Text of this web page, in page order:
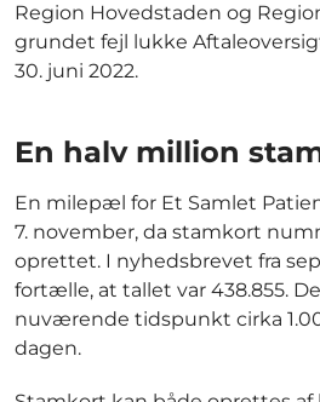
Region Hovedstaden og
grundet fejl lukke
30. juni 2022.
En halv million
En milepæl for Et Samlet
7. november, da stamkort
oprettet. I nyhedsbrevet fra
fortælle, at tallet var 438.855.
nuværende tidspunkt cirka
dagen.